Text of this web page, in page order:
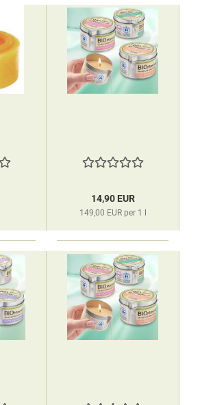
14,90 EUR
149,00 EUR per 1 l